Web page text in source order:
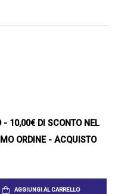
- 10,00€ DI SCONTO NEL
ORDINE - ACQUISTO
AGGIUNGI AL CARRELLO